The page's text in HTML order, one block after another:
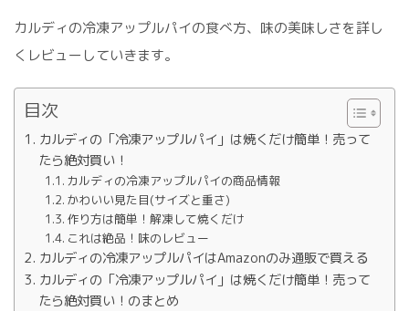
カルディの冷凍アップルパイの食べ方、味の美味しさを詳し
くレビューしていきます。
目次
カルディの「冷凍アップルパイ」は焼くだけ簡単！売って
たら絶対買い！
カルディの冷凍アップルパイの商品情報
かわいい見た目(サイズと重さ)
作り方は簡単！解凍して焼くだけ
これは絶品！味のレビュー
カルディの冷凍アップルパイはAmazonのみ通販で買える
カルディの「冷凍アップルパイ」は焼くだけ簡単！売って
たら絶対買い！のまとめ